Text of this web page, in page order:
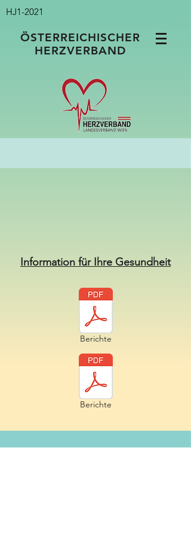
HJ1-2021
ÖSTERREICHISCHER
HERZVERBAND
Information für Ihre Gesundheit
Berichte
Berichte